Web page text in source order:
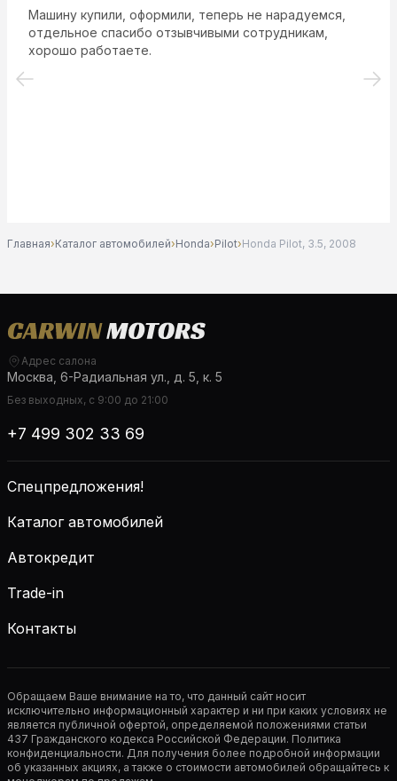
Машину купили, оформили, теперь не нарадуемся,
отдельное спасибо отзывчивыми сотрудникам,
хорошо работаете.
Главная›Каталог автомобилей›Honda›Pilot›Honda Pilot, 3.5, 2008
Адрес салона
Москва, 6-Радиальная ул., д. 5, к. 5
Без выходных, с 9:00 до 21:00
+7 499 302 33 69
Спецпредложения!
Каталог автомобилей
Автокредит
Trade-in
Контакты
Обращаем Ваше внимание на то, что данный сайт носит
исключительно информационный характер и ни при каких условиях не
является публичной офертой, определяемой положениями статьи
437 Гражданского кодекса Российской Федерации. Политика
конфиденциальности. Для получения более подробной информации
об указанных акциях, а также о стоимости автомобилей обращайтесь к